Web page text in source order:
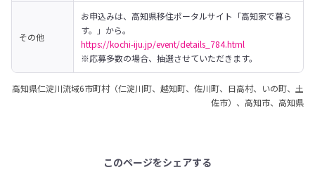
その他
お申込みは、高知県移住ポータルサイト「高知家で暮ら
https://kochi-iju.jp/event/details_784.html
※応募多数の場合、抽選させていただきます。
高知県仁淀川流域6市町村（仁淀川町、越知町、佐川町、日高村、いの町、土
佐市）、高知市、高知県
このページをシェアする